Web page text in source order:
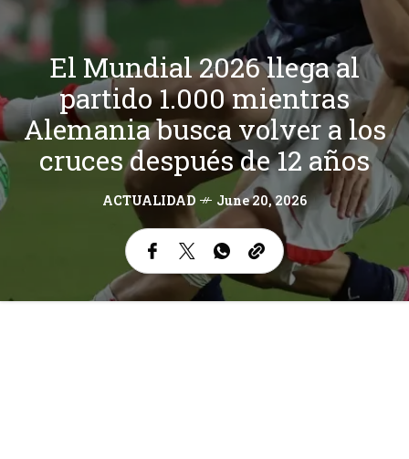
El Mundial 2026 llega al
partido 1.000 mientras
Alemania busca volver a los
cruces después de 12 años
ACTUALIDAD June 20, 2026